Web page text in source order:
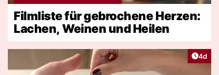
Filmliste für gebrochene Herzen:
Lachen, Weinen und Heilen
4d